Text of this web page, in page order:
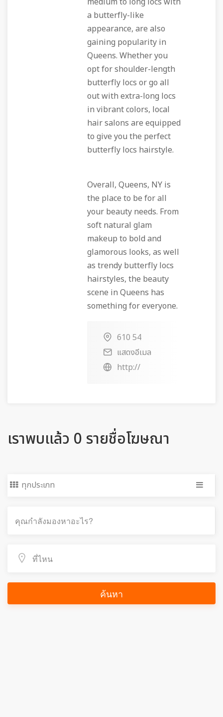
a butterfly-like
appearance, are also
gaining popularity in
Queens. Whether you
opt for shoulder-length
butterfly locs or go all
out with extra-long locs
in vibrant colors, local
hair salons are equipped
to give you the perfect
butterfly locs hairstyle.
Overall, Queens, NY is
the place to be for all
your beauty needs. From
soft natural glam
makeup to bold and
glamorous looks, as well
as trendy butterfly locs
hairstyles, the beauty
scene in Queens has
something for everyone.
610 54
แสดงอีเมล
http://
เราพบแล้ว 0 รายชื่อโฆษณา
ทุกประเภท
ค้นหา